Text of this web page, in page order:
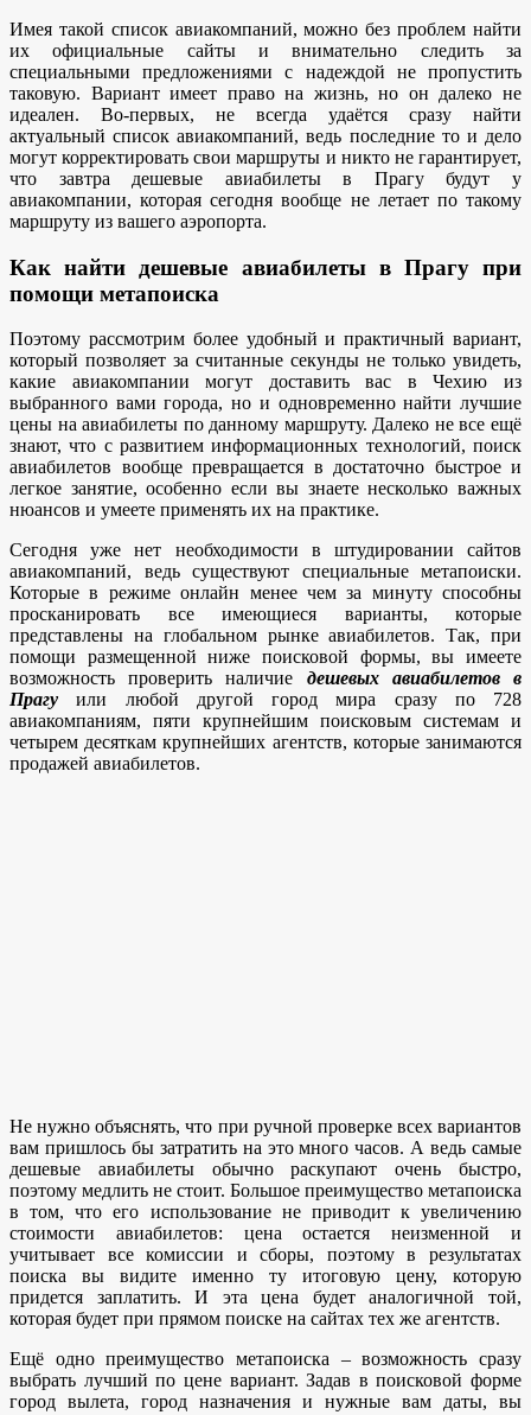
Имея такой список авиакомпаний, можно без проблем найти
их официальные сайты и внимательно следить за
специальными предложениями с надеждой не пропустить
таковую. Вариант имеет право на жизнь, но он далеко не
идеален. Во-первых, не всегда удаётся сразу найти
актуальный список авиакомпаний, ведь последние то и дело
могут корректировать свои маршруты и никто не гарантирует,
что завтра дешевые авиабилеты в Прагу будут у
авиакомпании, которая сегодня вообще не летает по такому
маршруту из вашего аэропорта.
Как найти дешевые авиабилеты в Прагу при
помощи метапоиска
Поэтому рассмотрим более удобный и практичный вариант,
который позволяет за считанные секунды не только увидеть,
какие авиакомпании могут доставить вас в Чехию из
выбранного вами города, но и одновременно найти лучшие
цены на авиабилеты по данному маршруту. Далеко не все ещё
знают, что с развитием информационных технологий, поиск
авиабилетов вообще превращается в достаточно быстрое и
легкое занятие, особенно если вы знаете несколько важных
нюансов и умеете применять их на практике.
Сегодня уже нет необходимости в штудировании сайтов
авиакомпаний, ведь существуют специальные метапоиски.
Которые в режиме онлайн менее чем за минуту способны
просканировать все имеющиеся варианты, которые
представлены на глобальном рынке авиабилетов. Так, при
помощи размещенной ниже поисковой формы, вы имеете
возможность проверить наличие дешевых авиабилетов в
Прагу или любой другой город мира сразу по 728
авиакомпаниям, пяти крупнейшим поисковым системам и
четырем десяткам крупнейших агентств, которые занимаются
продажей авиабилетов.
Не нужно объяснять, что при ручной проверке всех вариантов
вам пришлось бы затратить на это много часов. А ведь самые
дешевые авиабилеты обычно раскупают очень быстро,
поэтому медлить не стоит. Большое преимущество метапоиска
в том, что его использование не приводит к увеличению
стоимости авиабилетов: цена остается неизменной и
учитывает все комиссии и сборы, поэтому в результатах
поиска вы видите именно ту итоговую цену, которую
придется заплатить. И эта цена будет аналогичной той,
которая будет при прямом поиске на сайтах тех же агентств.
Ещё одно преимущество метапоиска – возможность сразу
выбрать лучший по цене вариант. Задав в поисковой форме
город вылета, город назначения и нужные вам даты, вы